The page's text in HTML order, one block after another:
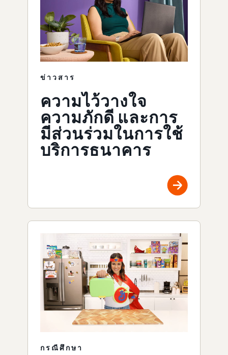
ข่าวสาร
ความไว้วางใจ
ความภักดี และการ
มีส่วนร่วมในการใช้
บริการธนาคาร
กรณีศึกษา